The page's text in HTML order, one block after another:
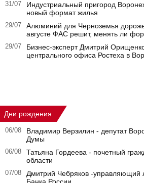
31/07
Индустриальный пригород
новый формат жилья
29/07
Алюминий для Черноземья
августе ФАС решит, менять ли
29/07
Бизнес-эксперт Дмитрий
центрального офиса Ростеха в
Дни рождения
06/08
Владимир Верзилин - депутат
Думы
06/08
Татьяна Гордеева - почетный
области
07/08
Дмитрий Чебряков -управляющий